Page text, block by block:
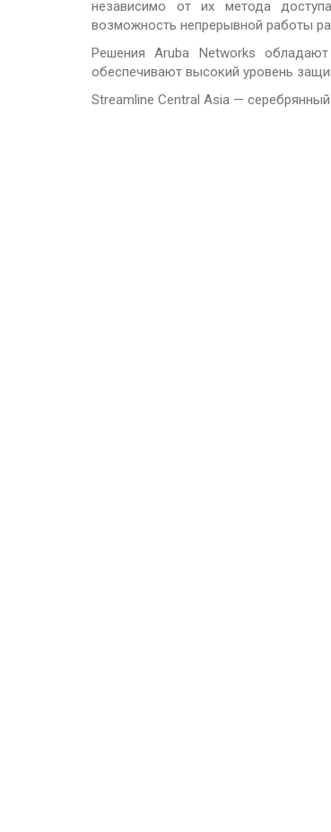
независимо от их метода
возможность непрерывной работы
Решения Aruba Networks
обеспечивают высокий уровень
Streamline Central Asia —